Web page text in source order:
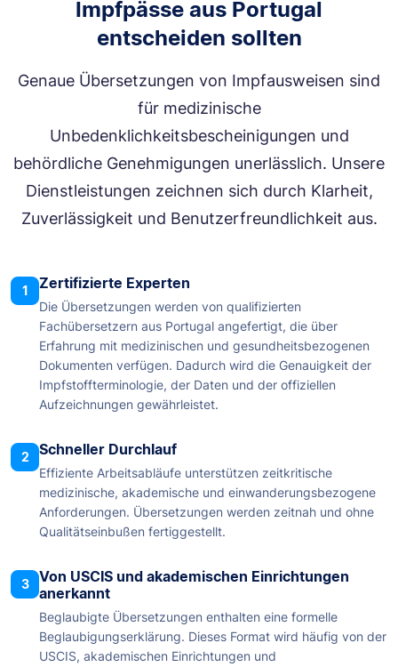
Impfpässe aus Portugal
entscheiden sollten
Genaue Übersetzungen von Impfausweisen sind
für medizinische
Unbedenklichkeitsbescheinigungen und
behördliche Genehmigungen unerlässlich. Unsere
Dienstleistungen zeichnen sich durch Klarheit,
Zuverlässigkeit und Benutzerfreundlichkeit aus.
1 Zertifizierte Experten
Die Übersetzungen werden von qualifizierten
Fachübersetzern aus Portugal angefertigt, die über
Erfahrung mit medizinischen und gesundheitsbezogenen
Dokumenten verfügen. Dadurch wird die Genauigkeit der
Impfstoffterminologie, der Daten und der offiziellen
Aufzeichnungen gewährleistet.
2 Schneller Durchlauf
Effiziente Arbeitsabläufe unterstützen zeitkritische
medizinische, akademische und einwanderungsbezogene
Anforderungen. Übersetzungen werden zeitnah und ohne
Qualitätseinbußen fertiggestellt.
3
Von USCIS und akademischen Einrichtungen
anerkannt
Beglaubigte Übersetzungen enthalten eine formelle
Beglaubigungserklärung. Dieses Format wird häufig von der
USCIS, akademischen Einrichtungen und